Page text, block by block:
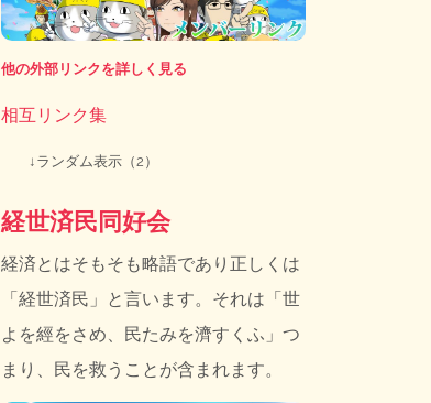
他の外部リンクを詳しく見る
相互リンク集
↓ランダム表示（2）
経世済民同好会
経済とはそもそも略語であり正しくは
「経世済民」と言います。それは「世
よを經をさめ、民たみを濟すくふ」つ
まり、民を救うことが含まれます。